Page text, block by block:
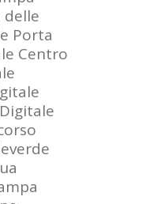
delle
Porta
Centro